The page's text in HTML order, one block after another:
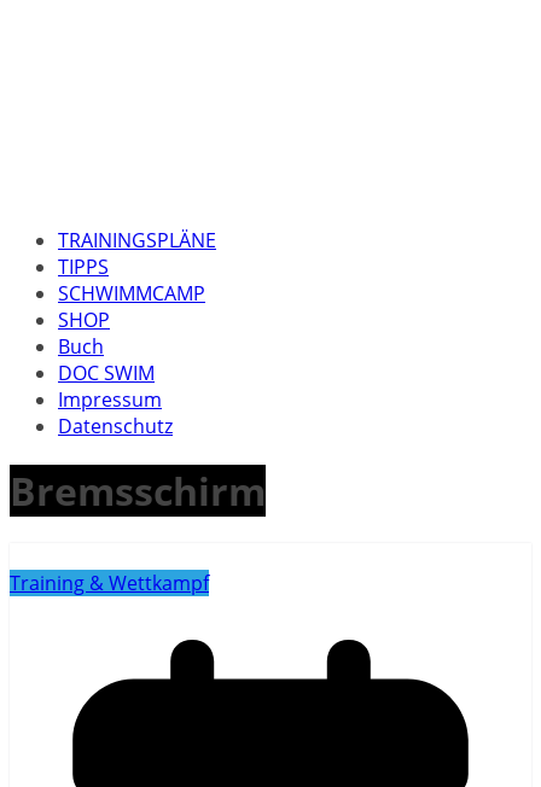
TRAININGSPLÄNE
TIPPS
SCHWIMMCAMP
SHOP
Buch
DOC SWIM
Impressum
Datenschutz
Bremsschirm
Training & Wettkampf